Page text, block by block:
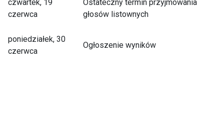
czwartek, 19
czerwca
Ostateczny termin przyjmowania
głosów listownych
poniedziałek, 30
czerwca
Ogłoszenie wyników